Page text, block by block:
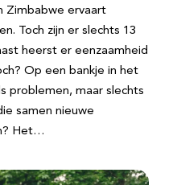
Zimbabwe ervaart
Toch zijn er slechts 13
heerst er eenzaamheid
Op een bankje in het
problemen, maar slechts
samen nieuwe
Het…